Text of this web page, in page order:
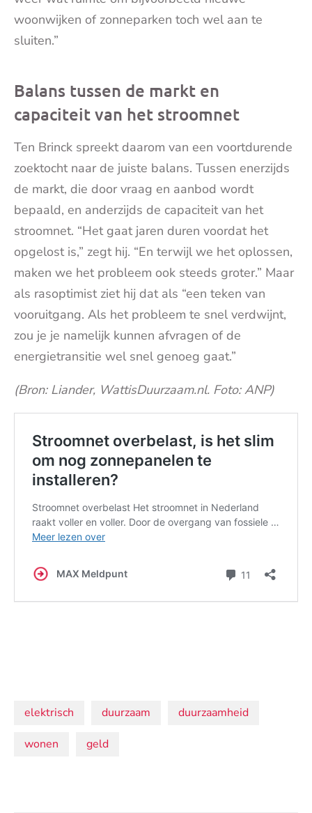
woonwijken of zonneparken toch wel aan te
sluiten.”
Balans tussen de markt en
capaciteit van het stroomnet
Ten Brinck spreekt daarom van een voortdurende
zoektocht naar de juiste balans. Tussen enerzijds
de markt, die door vraag en aanbod wordt
bepaald, en anderzijds de capaciteit van het
stroomnet. “Het gaat jaren duren voordat het
opgelost is,” zegt hij. “En terwijl we het oplossen,
maken we het probleem ook steeds groter.” Maar
als rasoptimist ziet hij dat als “een teken van
vooruitgang. Als het probleem te snel verdwijnt,
zou je je namelijk kunnen afvragen of de
energietransitie wel snel genoeg gaat.”
(Bron: Liander, WattisDuurzaam.nl. Foto: ANP)
Onderwerpen:
elektrisch duurzaam duurzaamheid
wonen geld